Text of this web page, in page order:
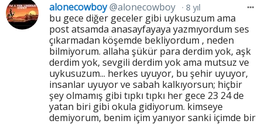
alonecowboy@alonecowboy 8 yıl
bu gece diğer geceler gibi uykusuzum ama
post atsamda anasayfayaya yazmıyordum ses
çıkarmadan köşemde bekliyordum , neden
bilmiyorum. allaha şükür para derdim yok, aşk
derdim yok, sevgili derdim yok ama mutsuz ve
uykusuzum... herkes uyuyor, bu şehir uyuyor,
insanlar uyuyor ve sabah kalkıyorsun; hiçbir
şey olmamış gibi tıpkı tıpkı her gece 23 24 de
yatan biri gibi okula gidiyorum. kimseye
demiyorum, benim içim yanıyor sanki içimde bir